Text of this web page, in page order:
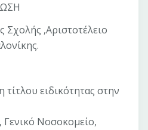
Σχολής ,Αριστοτέλειο
ειδικότητας στην
Γενικό Νοσοκομείο,